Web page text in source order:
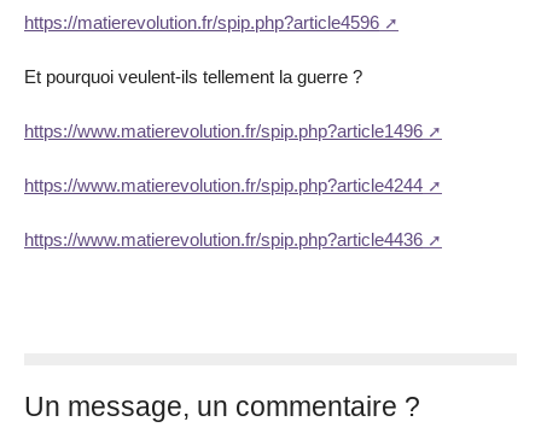
https://matierevolution.fr/spip.php?article4596
Et pourquoi veulent-ils tellement la guerre ?
https://www.matierevolution.fr/spip.php?article1496
https://www.matierevolution.fr/spip.php?article4244
https://www.matierevolution.fr/spip.php?article4436
Un message, un commentaire ?